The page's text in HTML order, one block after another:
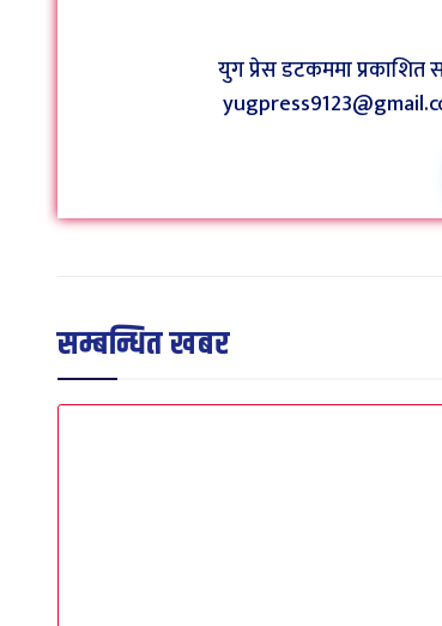
युग प्रेस डटकममा प्रकाशित
सम्बन्धित खबर